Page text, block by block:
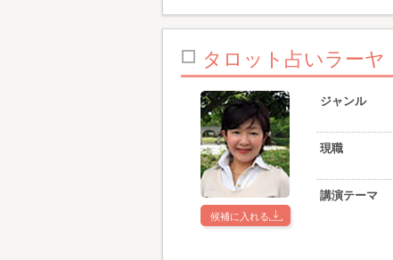
タロット占いラーヤ
候補に入れる
ジャンル
現職
講演テーマ